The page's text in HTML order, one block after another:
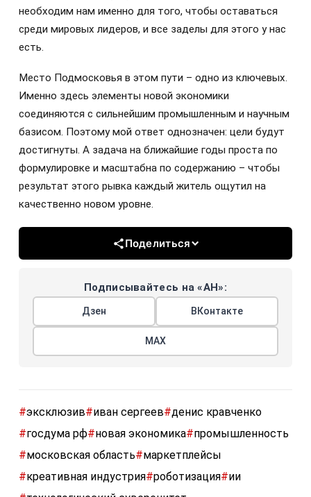
необходим нам именно для того, чтобы оставаться
среди мировых лидеров, и все заделы для этого у нас
есть.
Место Подмосковья в этом пути – одно из ключевых.
Именно здесь элементы новой экономики
соединяются с сильнейшим промышленным и научным
базисом. Поэтому мой ответ однозначен: цели будут
достигнуты. А задача на ближайшие годы проста по
формулировке и масштабна по содержанию – чтобы
результат этого рывка каждый житель ощутил на
качественно новом уровне.
Поделиться
Подписывайтесь на «АН»:
Дзен ВКонтакте
МАХ
#эксклюзив#иван сергеев#денис кравченко
#госдума рф#новая экономика#промышленность
#московская область#маркетплейсы
#креативная индустрия#роботизация#ии